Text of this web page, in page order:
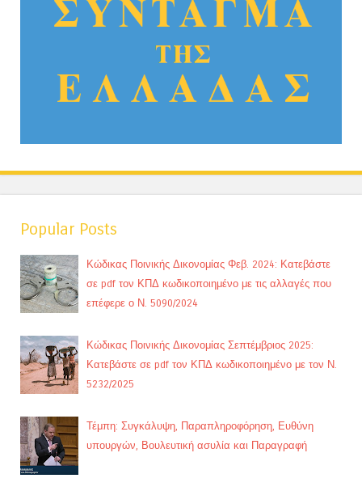
Popular Posts
Κώδικας Ποινικής Δικονομίας Φεβ. 2024: Κατεβάστε
σε pdf τον ΚΠΔ κωδικοποιημένο με τις αλλαγές που
επέφερε ο Ν. 5090/2024
Κώδικας Ποινικής Δικονομίας Σεπτέμβριος 2025:
Κατεβάστε σε pdf τον ΚΠΔ κωδικοποιημένο με τον Ν.
5232/2025
Τέμπη: Συγκάλυψη, Παραπληροφόρηση, Ευθύνη
υπουργών, Βουλευτική ασυλία και Παραγραφή